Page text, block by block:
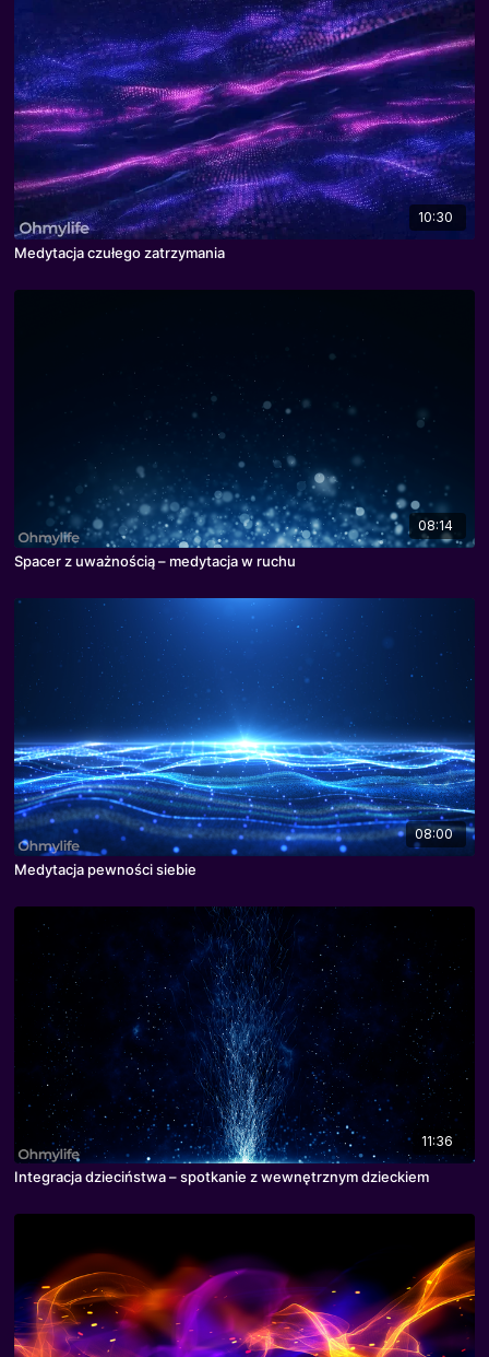
10:30
Medytacja czułego zatrzymania
08:14
Spacer z uważnością – medytacja w ruchu
08:00
Medytacja pewności siebie
11:36
Integracja dzieciństwa – spotkanie z wewnętrznym dzieckiem